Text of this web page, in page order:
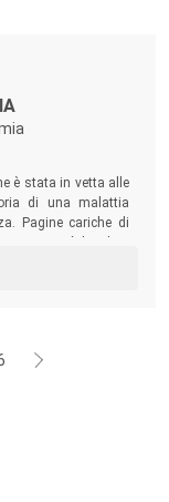
è stata in vetta alle
di una malattia
Pagine cariche di
ne ha detto Oliver